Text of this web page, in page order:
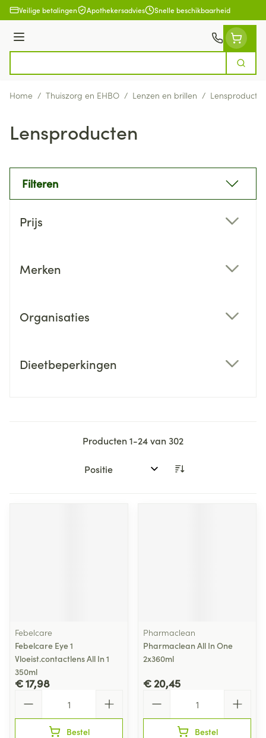
Ga naar de inhoud
Veilige betalingen Apothekersadvies Snelle beschikbaarheid
Menu
Zoek
Home / Thuiszorg en EHBO / Lenzen en brillen / Lensproducten
Lensproducten
Filteren
Prijs
Merken
Organisaties
Dieetbeperkingen
Producten1-24van302
Sorteer op:
Febelcare
Febelcare Eye 1
Vloeist.contactlens All In 1
350ml
€ 17,98
Bestel
Pharmaclean
Pharmaclean All In One
2x360ml
€ 20,45
Bestel